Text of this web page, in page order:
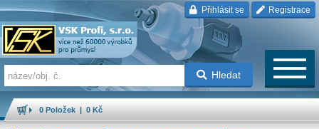
Přihlásit se Registrace
Hledat
0 Položek | 0 Kč